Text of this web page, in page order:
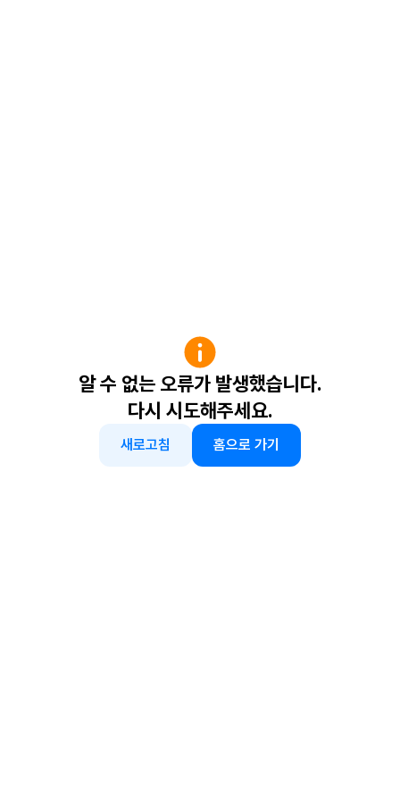
알 수 없는 오류가 발생했습니다.
다시 시도해주세요.
새로고침 홈으로 가기